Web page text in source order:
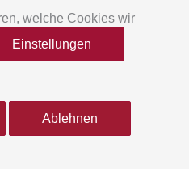
e
b
o
o
welche Cookies wir
Einstellungen
Ablehnen